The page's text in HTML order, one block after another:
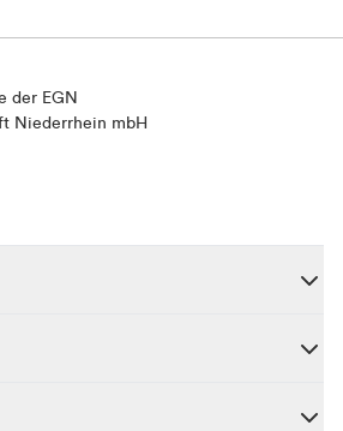
der EGN
Niederrhein mbH